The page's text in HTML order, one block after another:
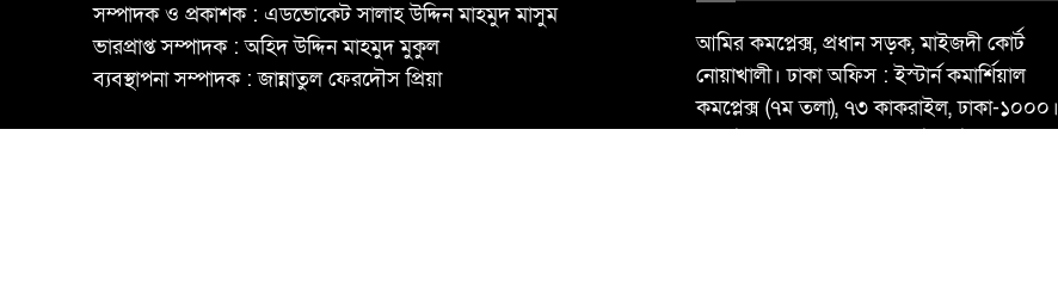
সম্পাদক ও প্রকাশক : এডভোকেট সালাহ উদ্দিন মাহমুদ মাসুম
ভারপ্রাপ্ত সম্পাদক : অহিদ উদ্দিন মাহমুদ মুকুল
ব্যবস্থাপনা সম্পাদক : জান্নাতুল ফেরদৌস প্রিয়া
আমির কমপ্লেক্স, প্রধান সড়ক, মাইজদী কোর্ট
নোয়াখালী। ঢাকা অফিস : ইস্টার্ন কমার্শিয়াল
কমপ্লেক্স (৭ম তলা), ৭৩ কাকরাইল, ঢাকা-১০০০।